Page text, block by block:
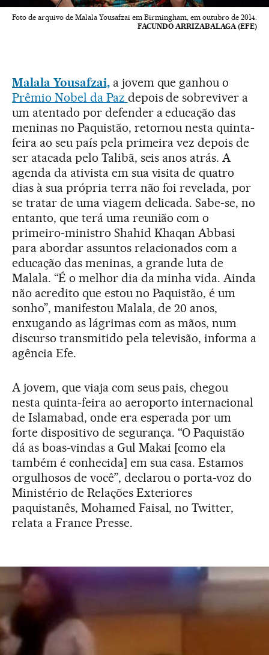
Foto de arquivo de Malala Yousafzai em Birmingham, em outubro de 2014.
FACUNDO ARRIZABALAGA (EFE)
Malala Yousafzai,a jovem que ganhou o
Prêmio Nobel da Paz depois de sobreviver a
um atentado por defender a educação das
meninas no Paquistão, retornou nesta quinta-
feira ao seu país pela primeira vez depois de
ser atacada pelo Talibã, seis anos atrás. A
agenda da ativista em sua visita de quatro
dias à sua própria terra não foi revelada, por
se tratar de uma viagem delicada. Sabe-se, no
entanto, que terá uma reunião com o
primeiro-ministro Shahid Khaqan Abbasi
para abordar assuntos relacionados com a
educação das meninas, a grande luta de
Malala. “É o melhor dia da minha vida. Ainda
não acredito que estou no Paquistão, é um
sonho”, manifestou Malala, de 20 anos,
enxugando as lágrimas com as mãos, num
discurso transmitido pela televisão, informa a
agência Efe.
A jovem, que viaja com seus pais, chegou
nesta quinta-feira ao aeroporto internacional
de Islamabad, onde era esperada por um
forte dispositivo de segurança. “O Paquistão
dá as boas-vindas a Gul Makai [como ela
também é conhecida] em sua casa. Estamos
orgulhosos de você”, declarou o porta-voz do
Ministério de Relações Exteriores
paquistanês, Mohamed Faisal, no Twitter,
relata a France Presse.